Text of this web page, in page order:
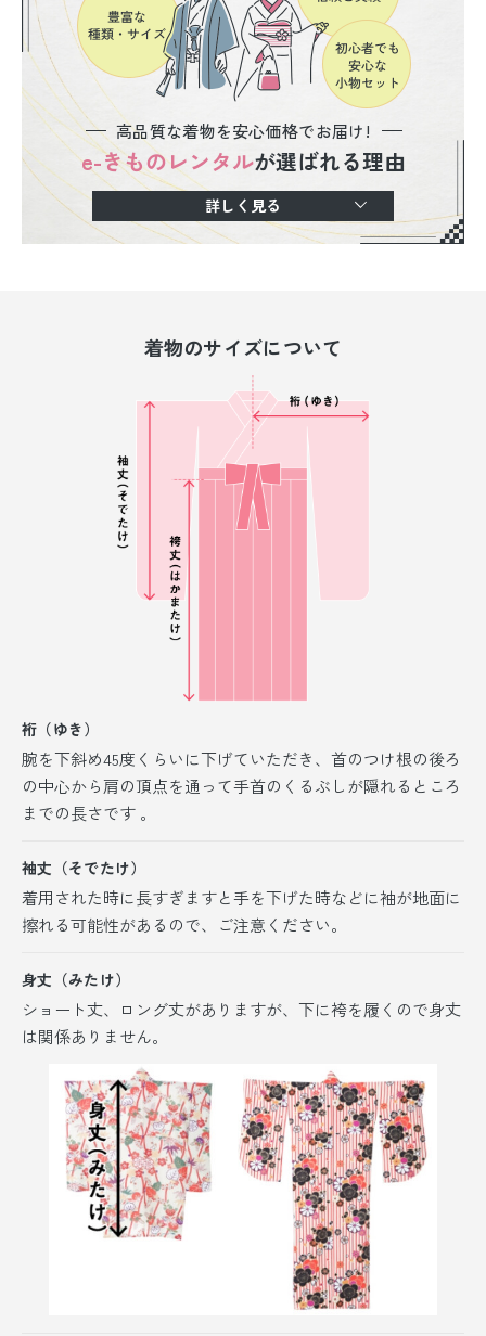
高品質な着物を安心価格でお届け!
e-きものレンタルが選ばれる理由
詳しく見る
着物のサイズについて
裄（ゆき）
腕を下斜め45度くらいに下げていただき、首のつけ根の後ろ
の中心から肩の頂点を通って手首のくるぶしが隠れるところ
までの長さです 。
袖丈（そでたけ）
着用された時に長すぎますと手を下げた時などに袖が地面に
擦れる可能性があるので、ご注意ください。
身丈（みたけ）
ショート丈、ロング丈がありますが、 下に袴を履くので身丈
は関係ありません。